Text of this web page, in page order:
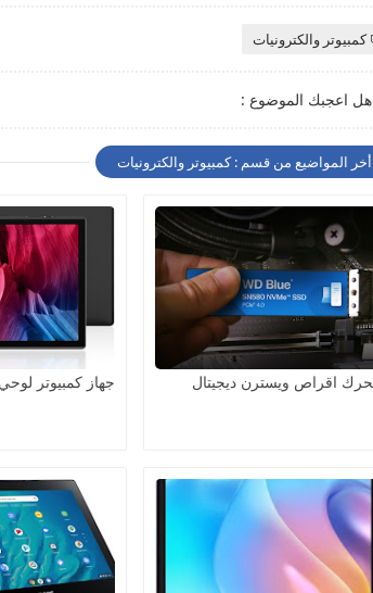
كمبيوتر والكترونيات
هل اعجبك الموضوع :
أخر المواضيع من قسم : كمبيوتر والكترونيات
اقراص ويسترن ديجيتال جهاز كمبيوتر لوحي